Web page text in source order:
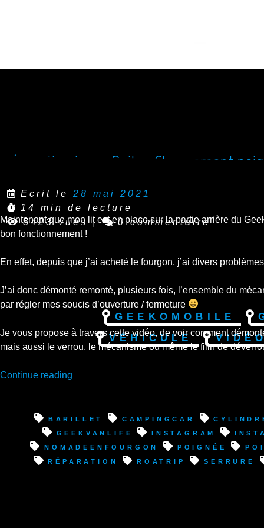
Geekomobile
Véhicule
Réparation Iveco Daily : Changement
Ecrit le 28 mai 2021
14 min de lecture
5423 vues
| 0 commentaire
Maintenant que mon lit est en place sur la partie arrière du
bon fonctionnement !
En effet, depuis que j’ai acheté le fourgon, j’ai divers
J’ai donc démonté remonté, plusieurs fois, l’ensemble du
par régler mes soucis d’ouverture / fermeture
Je vous propose à travers cette vidéo, de voir comment
mais aussi le verrou, le mécanisme ou même le filin de
Continue reading
:
Changement
poignée
et
ouverture
barillet campingcar
geekvanlife
instagram
nomadeenfourgon
poignée
réparation
roatrip serrure